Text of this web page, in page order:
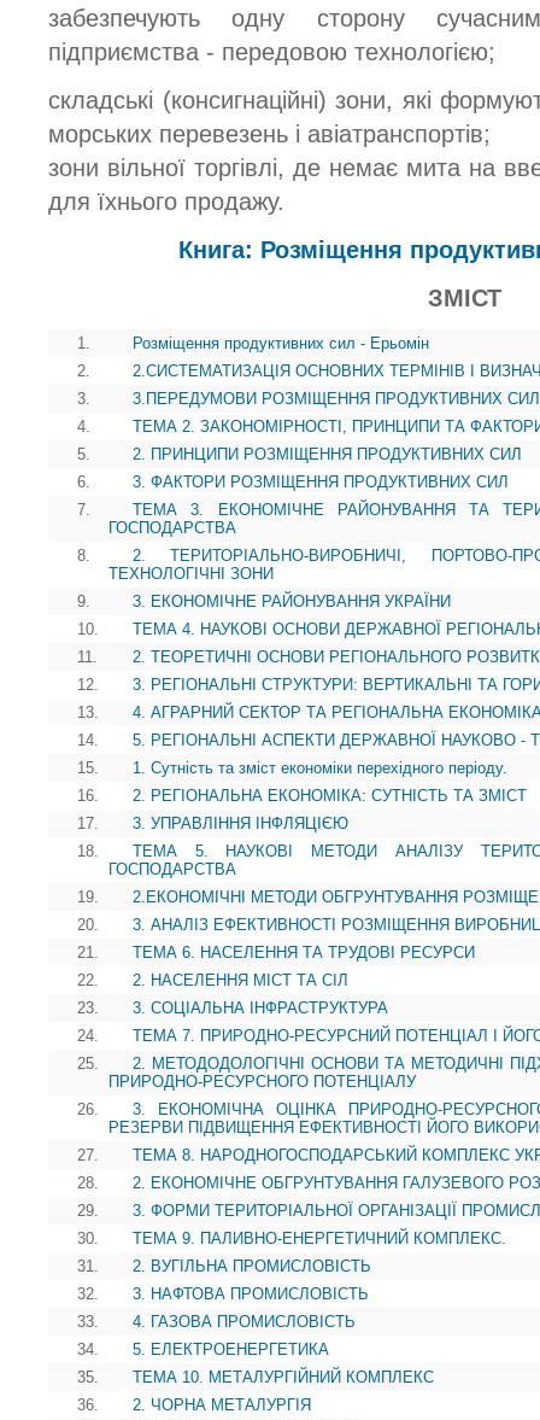
забезпечують одну сторону
підприємства - передовою технологією;
складські (консигнаційні) зони, які
морських перевезень і авіатранспортів;
зони вільної торгівлі, де немає мита на
для їхнього продажу.
Книга: Розміщення
ЗМІСТ
1.
Розміщення продуктивних сил - Ерьомін
2.
2.СИСТЕМАТИЗАЦІЯ ОСНОВНИХ ТЕРМІНІВ І
3.
3.ПЕРЕДУМОВИ РОЗМІЩЕННЯ ПРОДУКТИВНИХ СИЛ
4.
ТЕМА 2. ЗАКОНОМІРНОСТІ, ПРИНЦИПИ ТА
5.
2. ПРИНЦИПИ РОЗМІЩЕННЯ ПРОДУКТИВНИХ СИЛ
6.
3. ФАКТОРИ РОЗМІЩЕННЯ ПРОДУКТИВНИХ СИЛ
7.
ТЕМА 3. ЕКОНОМІЧНЕ РАЙОНУВАННЯ ТА
ГОСПОДАРСТВА
8.
2. ТЕРИТОРІАЛЬНО-ВИРОБНИЧІ, ПОРТОВО-
ТЕХНОЛОГІЧНІ ЗОНИ
9.
3. ЕКОНОМІЧНЕ РАЙОНУВАННЯ УКРАЇНИ
10.
ТЕМА 4. НАУКОВІ ОСНОВИ ДЕРЖАВНОЇ
11.
2. ТЕОРЕТИЧНІ ОСНОВИ РЕГІОНАЛЬНОГО
12.
3. РЕГІОНАЛЬНІ СТРУКТУРИ: ВЕРТИКАЛЬНІ ТА
13.
4. АГРАРНИЙ СЕКТОР ТА РЕГІОНАЛЬНА
14.
5. РЕГІОНАЛЬНІ АСПЕКТИ ДЕРЖАВНОЇ НАУКОВО -
15.
1. Сутність та зміст економіки перехідного періоду.
16.
2. РЕГІОНАЛЬНА ЕКОНОМІКА: СУТНІСТЬ ТА ЗМІСТ
17.
3. УПРАВЛІННЯ ІНФЛЯЦІЄЮ
18.
ТЕМА 5. НАУКОВІ МЕТОДИ АНАЛІЗУ
ГОСПОДАРСТВА
19.
2.ЕКОНОМІЧНІ МЕТОДИ ОБГРУНТУВАННЯ
20.
3. АНАЛІЗ ЕФЕКТИВНОСТІ РОЗМІЩЕННЯ
21.
ТЕМА 6. НАСЕЛЕННЯ ТА ТРУДОВІ РЕСУРСИ
22.
2. НАСЕЛЕННЯ МІСТ ТА СІЛ
23.
3. СОЦІАЛЬНА ІНФРАСТРУКТУРА
24.
ТЕМА 7. ПРИРОДНО-РЕСУРСНИЙ ПОТЕНЦІАЛ І
25.
2. МЕТОДОДОЛОГІЧНІ ОСНОВИ ТА МЕТОДИЧНІ
ПРИРОДНО-РЕСУРСНОГО ПОТЕНЦІАЛУ
26.
3. ЕКОНОМІЧНА ОЦІНКА ПРИРОДНО-
РЕЗЕРВИ ПІДВИЩЕННЯ ЕФЕКТИВНОСТІ ЙОГО
27.
ТЕМА 8. НАРОДНОГОСПОДАРСЬКИЙ КОМПЛЕКС
28.
2. ЕКОНОМІЧНЕ ОБГРУНТУВАННЯ ГАЛУЗЕВОГО
29.
3. ФОРМИ ТЕРИТОРІАЛЬНОЇ ОРГАНІЗАЦІЇ
30.
ТЕМА 9. ПАЛИВНО-ЕНЕРГЕТИЧНИЙ КОМПЛЕКС.
31.
2. ВУГІЛЬНА ПРОМИСЛОВІСТЬ
32.
3. НАФТОВА ПРОМИСЛОВІСТЬ
33.
4. ГАЗОВА ПРОМИСЛОВІСТЬ
34.
5. ЕЛЕКТРОЕНЕРГЕТИКА
35.
ТЕМА 10. МЕТАЛУРГІЙНИЙ КОМПЛЕКС
36.
2. ЧОРНА МЕТАЛУРГІЯ